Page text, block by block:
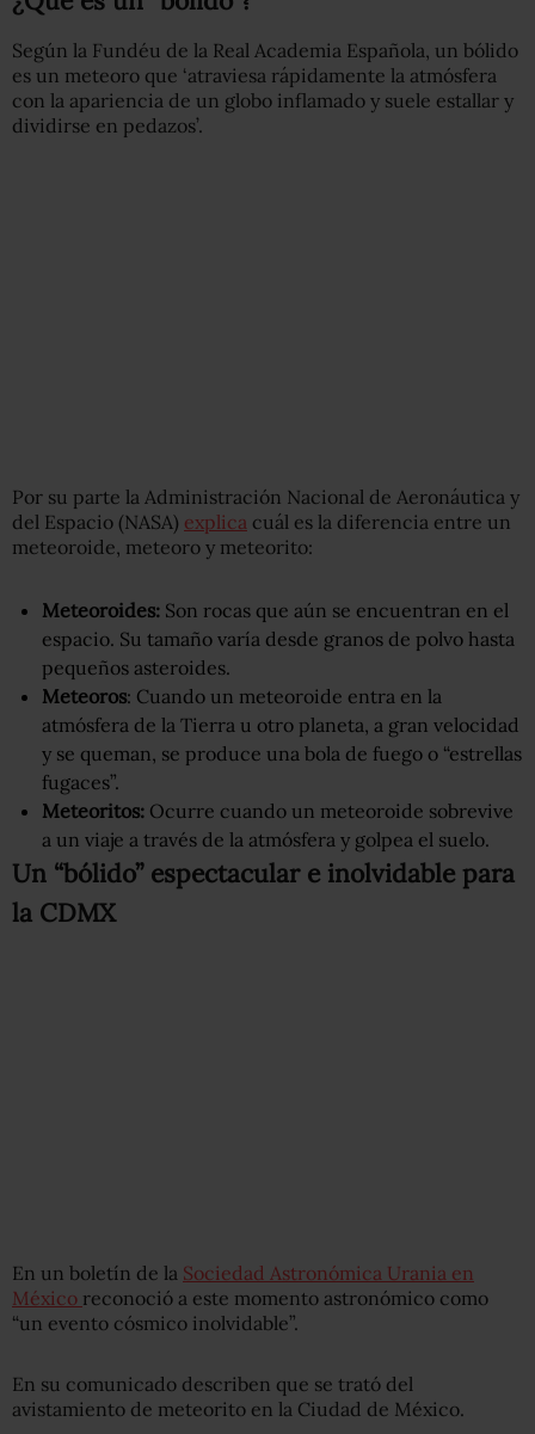
Según la Fundéu de la Real Academia Española, un bólido
es un meteoro que ‘atraviesa rápidamente la atmósfera
con la apariencia de un globo inflamado y suele estallar y
dividirse en pedazos’.
Por su parte la Administración Nacional de Aeronáutica y
del Espacio (NASA) explica cuál es la diferencia entre un
meteoroide, meteoro y meteorito:
Meteoroides: Son rocas que aún se encuentran en el
espacio. Su tamaño varía desde granos de polvo hasta
pequeños asteroides.
Meteoros: Cuando un meteoroide entra en la
atmósfera de la Tierra u otro planeta, a gran velocidad
y se queman, se produce una bola de fuego o “estrellas
fugaces”.
Meteoritos: Ocurre cuando un meteoroide sobrevive
a un viaje a través de la atmósfera y golpea el suelo.
Un “bólido” espectacular e inolvidable para
la CDMX
En un boletín de la Sociedad Astronómica Urania en
México reconoció a este momento astronómico como
“un evento cósmico inolvidable”.
En su comunicado describen que se trató del
avistamiento de meteorito en la Ciudad de México.